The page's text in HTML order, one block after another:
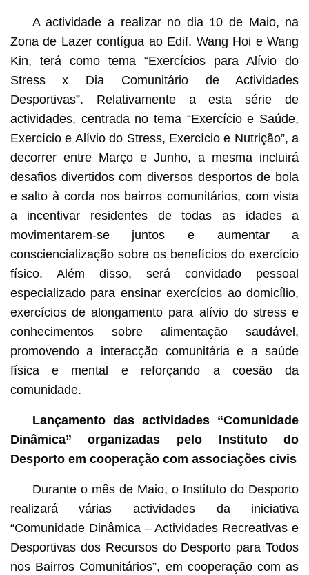
A actividade a realizar no dia 10 de Maio, na
Zona de Lazer contígua ao Edif. Wang Hoi e Wang
Kin, terá como tema “Exercícios para Alívio do
Stress x Dia Comunitário de Actividades
Desportivas”. Relativamente a esta série de
actividades, centrada no tema “Exercício e Saúde,
Exercício e Alívio do Stress, Exercício e Nutrição”, a
decorrer entre Março e Junho, a mesma incluirá
desafios divertidos com diversos desportos de bola
e salto à corda nos bairros comunitários, com vista
a incentivar residentes de todas as idades a
movimentarem-se juntos e aumentar a
consciencialização sobre os benefícios do exercício
físico. Além disso, será convidado pessoal
especializado para ensinar exercícios ao domicílio,
exercícios de alongamento para alívio do stress e
conhecimentos sobre alimentação saudável,
promovendo a interacção comunitária e a saúde
física e mental e reforçando a coesão da
comunidade.
Lançamento das actividades “Comunidade
Dinâmica” organizadas pelo Instituto do
Desporto em cooperação com associações civis
Durante o mês de Maio, o Instituto do Desporto
realizará várias actividades da iniciativa
“Comunidade Dinâmica – Actividades Recreativas e
Desportivas dos Recursos do Desporto para Todos
nos Bairros Comunitários”, em cooperação com as